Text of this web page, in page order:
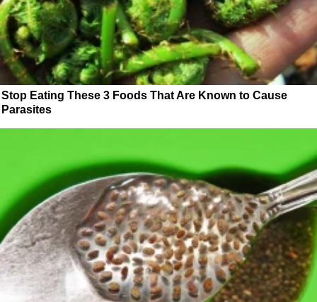
Stop Eating These 3 Foods That Are Known to Cause
Parasites